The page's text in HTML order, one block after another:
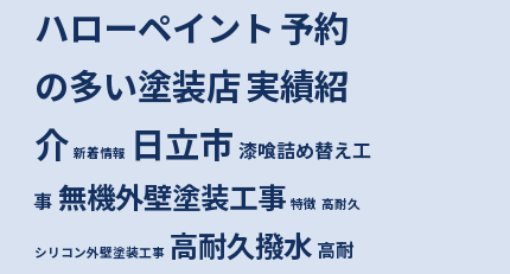
ハローペイント 予約
の多い塗装店実績紹
介 新着情報 日立市 漆喰詰め替え工
事 無機外壁塗装工事 特徴 高耐久
シリコン外壁塗装工事 高耐久撥水 高耐